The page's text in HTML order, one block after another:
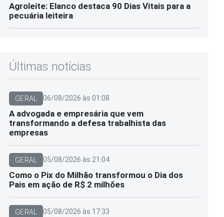
Agroleite: Elanco destaca 90 Dias Vitais para a
pecuária leiteira
Últimas notícias
GERAL 06/08/2026 às 01:08
A advogada e empresária que vem
transformando a defesa trabalhista das
empresas
GERAL 05/08/2026 às 21:04
Como o Pix do Milhão transformou o Dia dos
Pais em ação de R$ 2 milhões
GERAL 05/08/2026 às 17:33